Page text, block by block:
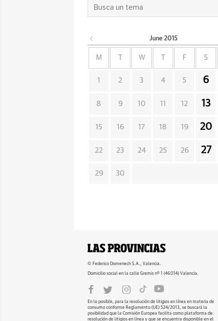
June 2015
M W F S
1 2 3 4 5 6
8 9 10 11 12 13
15 16 17 18 19 20
22 23 24 25 26 27
29 30
© Federico Domenech S.A., Valencia.
Domicilio social en la calle Gremis nº 1 (46014) Valencia.
En lo posible, para la resolución de litigios en línea en materia de
consumo conforme Reglamento (UE) 524/2013, se buscará la
posibilidad que la Comisión Europea facilita como plataforma de
resolución de litigios en línea y que se encuentra disponible en el